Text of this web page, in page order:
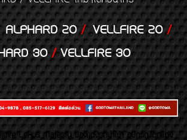
ALPHARD 20/VELLFIRE 20/
30/VELLFIRE 30
Lexus Majesty ของเเต่งรถนำเข้า อุปกรณ์ตกแต่ง